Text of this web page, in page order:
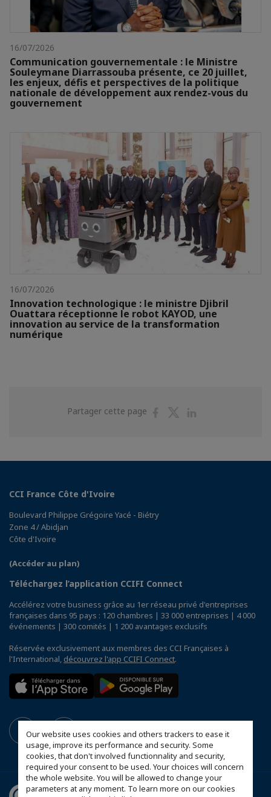
Our website uses cookies and others trackers to ease it
usage, improve its performance and security. Some
cookies, that don't involved functionnality and security,
required your consent to be used. Your choices will concern
the whole website. You will be allowed to change your
parameters at any moment. To learn more on our cookies
16/07/2026
Communication gouvernementale : le Ministre
Souleymane Diarrassouba présente, ce 20 juillet,
les enjeux, défis et perspectives de la politique
nationale de développement aux rendez-vous du
gouvernement
16/07/2026
Innovation technologique : le ministre Djibril
Ouattara réceptionne le robot KAYOD, une
innovation au service de la transformation
numérique
Partager cette page
PartagerPartager
CCI France Côte d'Ivoire
Boulevard Philippe Grégoire Yacé - Biétry
Zone 4 / Abidjan
Côte d'Ivoire
(Accéder au plan)
Téléchargez l’application CCIFI Connect
Accélérez votre business grâce au 1er réseau privé d'entreprises
françaises dans 95 pays : 120 chambres | 33 000 entreprises | 4 000
événements | 300 comités | 1 200 avantages exclusifs
Réservée exclusivement aux membres des CCI Françaises à
l'International, découvrez l'app CCIFI Connect.